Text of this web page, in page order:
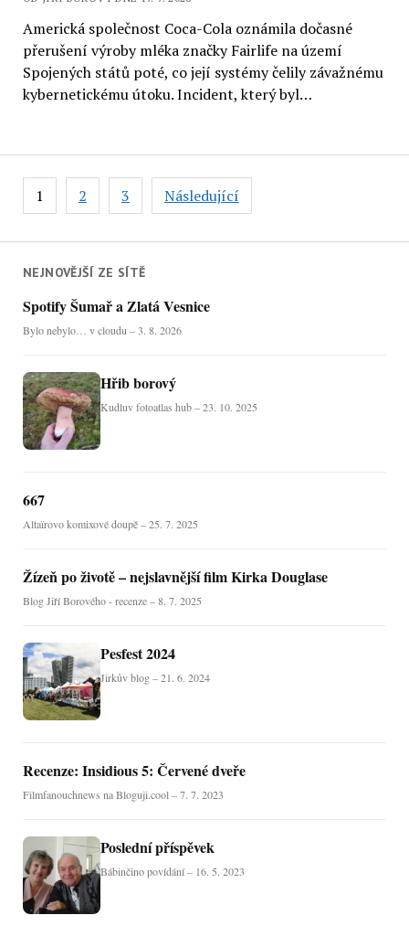
NEJNOVĚJŠÍ ZE SÍTĚ
Spotify Šumař a Zlatá Vesnice
Bylo nebylo… v cloudu – 3. 8. 2026
Hřib borový
Kudluv fotoatlas hub – 23. 10. 2025
667
Altaïrovo komixové doupě – 25. 7. 2025
Žízeň po životě – nejslavnější film Kirka Douglase
Blog Jiří Borového - recenze – 8. 7. 2025
Pesfest 2024
Jirkův blog – 21. 6. 2024
Recenze: Insidious 5: Červené dveře
Filmfanouchnews na Bloguji.cool – 7. 7. 2023
Poslední příspěvek
Bábinčino povídání – 16. 5. 2023
Americká společnost Coca-Cola oznámila dočasné
přerušení výroby mléka značky Fairlife na území
Spojených států poté, co její systémy čelily závažnému
kybernetickému útoku. Incident, který byl…
Stránkování
příspěvků
1 2 3 Následující